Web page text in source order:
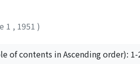
1 , 1951 )
of contents in Ascending order): 1-